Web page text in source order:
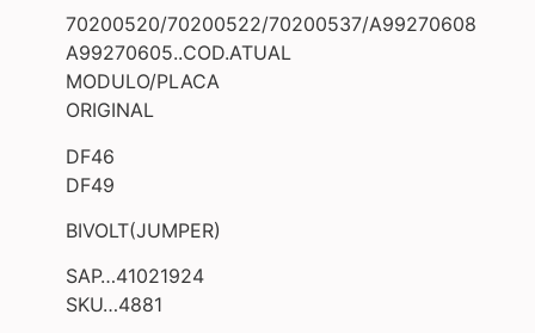
70200520/70200522/70200537/A99270608
A99270605..COD.ATUAL
MODULO/PLACA
ORIGINAL
DF46
DF49
BIVOLT(JUMPER)
SAP…41021924
SKU…4881